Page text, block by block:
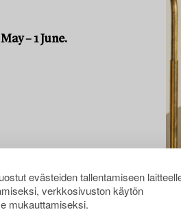
evästeiden tallentamiseen
verkkosivuston käytön
mukauttamiseksi.
– 1 June.